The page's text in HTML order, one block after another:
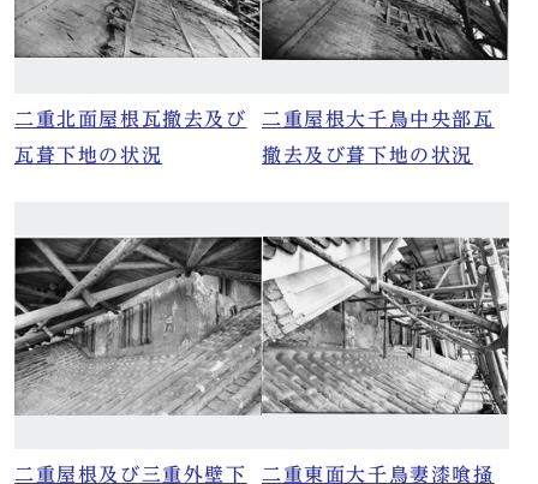
二重北面屋根瓦撤去及び
瓦葺下地の状況
二重屋根大千鳥中央部瓦
撤去及び葺下地の状況
二重屋根及び三重外壁下
二重東面大千鳥妻漆喰掻